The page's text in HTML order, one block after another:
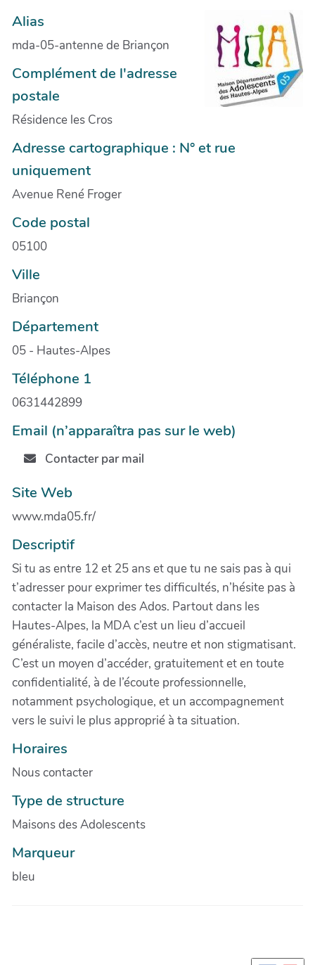
Alias
mda-05-antenne de Briançon
Complément de l'adresse
postale
Résidence les Cros
Adresse cartographique : N° et rue
uniquement
Avenue René Froger
Code postal
05100
Ville
Briançon
Département
05 - Hautes-Alpes
Téléphone 1
0631442899
Email (n’apparaîtra pas sur le web)
Contacter par mail
Site Web
www.mda05.fr/
Descriptif
Si tu as entre 12 et 25 ans et que tu ne sais pas à qui
t’adresser pour exprimer tes difficultés, n’hésite pas à
contacter la Maison des Ados. Partout dans les
Hautes-Alpes, la MDA c’est un lieu d’accueil
généraliste, facile d’accès, neutre et non stigmatisant.
C’est un moyen d’accéder, gratuitement et en toute
confidentialité, à de l’écoute professionnelle,
notamment psychologique, et un accompagnement
vers le suivi le plus approprié à ta situation.
Horaires
Nous contacter
Type de structure
Maisons des Adolescents
Marqueur
bleu